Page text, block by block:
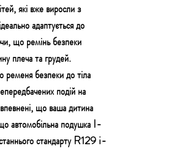
які вже виросли з
адаптується до
що ремінь безпеки
плеча та грудей.
ременя безпеки до тіла
подій на
що ваша дитина
автомобільна подушка I-
стандарту R129 i-